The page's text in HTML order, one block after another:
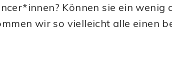
Können sie ein wenig
wir so vielleicht alle einen